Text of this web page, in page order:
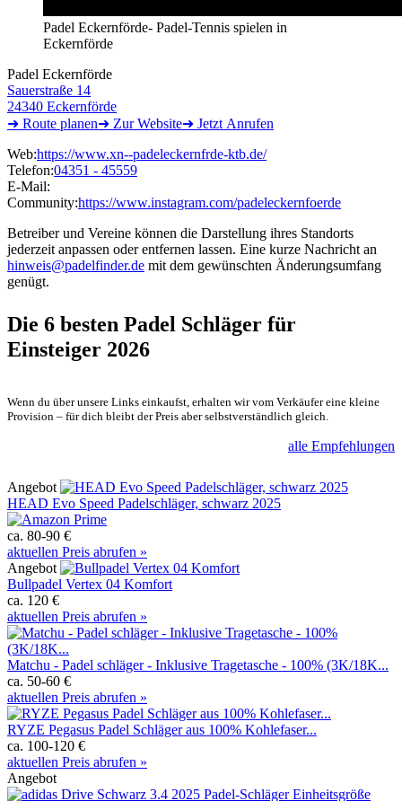
Padel Eckernförde- Padel-Tennis spielen in
Eckernförde
Padel Eckernförde
Sauerstraße 14
24340 Eckernförde
➜ Route planen➜ ZurWebsite➜ Jetzt Anrufen
Web:https://www.xn--padeleckernfrde-ktb.de/
Telefon:04351 - 45559
E-Mail:
Community:https://www.instagram.com/padeleckernfoerde
Betreiber und Vereine können die Darstellung ihres Standorts
jederzeit anpassen oder entfernen lassen. Eine kurze Nachricht an
hinweis@padelfinder.de mit dem gewünschten Änderungsumfang
genügt.
Die 6 besten Padel Schläger für
Einsteiger 2026
Wenn du über unsere Links einkaufst, erhalten wir vom Verkäufer eine kleine
Provision – für dich bleibt der Preis aber selbstverständlich gleich.
alle Empfehlungen
Angebot
HEAD Evo Speed Padelschläger, schwarz 2025
ca. 80-90 €
aktuellen Preis abrufen »
Angebot
Bullpadel Vertex 04 Komfort
ca. 120 €
aktuellen Preis abrufen »
Matchu - Padel schläger - Inklusive Tragetasche - 100% (3K/18K...
ca. 50-60 €
aktuellen Preis abrufen »
RYZE Pegasus Padel Schläger aus 100% Kohlefaser...
ca. 100-120 €
aktuellen Preis abrufen »
Angebot